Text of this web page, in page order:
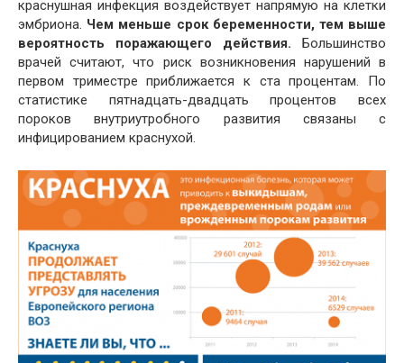
краснушная инфекция воздействует напрямую на клетки
эмбриона. Чем меньше срок беременности, тем выше
вероятность поражающего действия. Большинство
врачей считают, что риск возникновения нарушений в
первом триместре приближается к ста процентам. По
статистике пятнадцать-двадцать процентов всех
пороков внутриутробного развития связаны с
инфицированием краснухой.